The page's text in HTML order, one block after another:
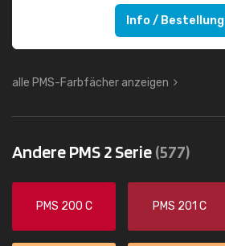
Info / Bestellung
alle PMS-Farbfächer anzeigen
Andere PMS 2 Serie(577)
PMS 200 C PMS 201 C